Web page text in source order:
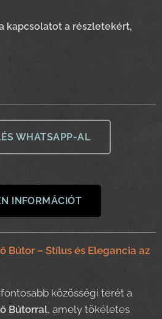
kapcsolatot a részletekért,
WHATSAPP-AL
INFORMÁCIÓT
Bútor – Stílus és Elegancia az
közösségi terét a
Bútorral, amely tökéletes